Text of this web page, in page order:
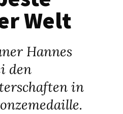
Welt
Hannes
den
in